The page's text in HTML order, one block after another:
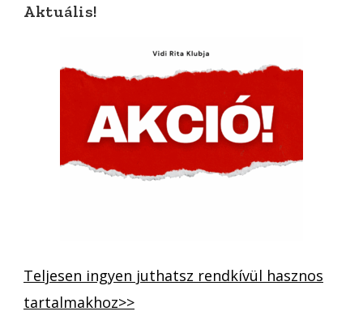
Aktuális!
Teljesen ingyen juthatsz rendkívül hasznos
tartalmakhoz>>